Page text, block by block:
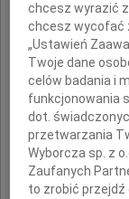
chcesz wyrazić
chcesz wycofać
„Ustawień
Twoje dane
celów badania i
funkcjonowania
dot.
przetwarzania
Wyborcza sp. z
Zaufanych
to zrobić przejdź